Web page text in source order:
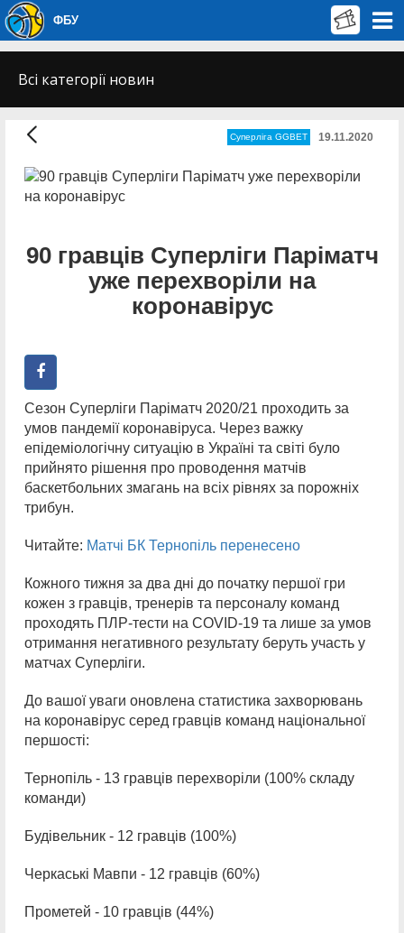
ФБУ
Всі категорії новин
Суперліга GGBET 19.11.2020
90 гравців Суперліги Паріматч
уже перехворіли на
коронавірус
Сезон Суперліги Паріматч 2020/21 проходить за
умов пандемії коронавіруса. Через важку
епідеміологічну ситуацію в Україні та світі було
прийнято рішення про проводення матчів
баскетбольних змагань на всіх рівнях за порожніх
трибун.
Читайте: Матчі БК Тернопіль перенесено
Кожного тижня за два дні до початку першої гри
кожен з гравців, тренерів та персоналу команд
проходять ПЛР-тести на COVID-19 та лише за умов
отримання негативного результату беруть участь у
матчах Суперліги.
До вашої уваги оновлена статистика захворювань
на коронавірус серед гравців команд національної
першості:
Тернопіль - 13 гравців перехворіли (100% складу
команди)
Будівельник - 12 гравців (100%)
Черкаські Мавпи - 12 гравців (60%)
Прометей - 10 гравців (44%)